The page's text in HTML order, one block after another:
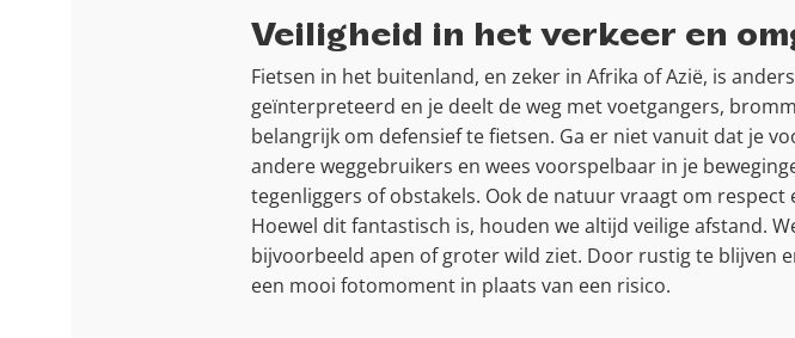
Veiligheid in het verkeer en
Fietsen in het buitenland, en zeker in Afrika of Azië, is
geïnterpreteerd en je deelt de weg met voetgangers,
belangrijk om defensief te fietsen. Ga er niet vanuit dat je
andere weggebruikers en wees voorspelbaar in je
tegenliggers of obstakels. Ook de natuur vraagt om
Hoewel dit fantastisch is, houden we altijd veilige afstand.
bijvoorbeeld apen of groter wild ziet. Door rustig te blijven
een mooi fotomoment in plaats van een risico.